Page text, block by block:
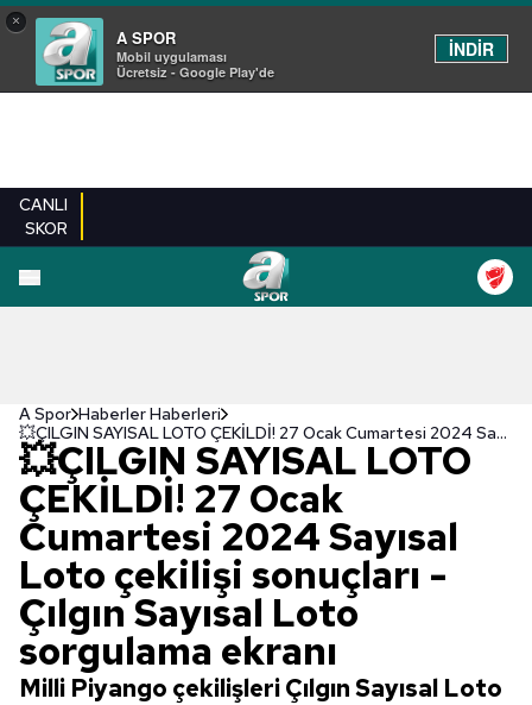
×
A SPOR
Mobil uygulaması
Ücretsiz - Google Play'de
İNDİR
CANLI
SKOR
A Spor Haberler Haberleri
💥ÇILGIN SAYISAL LOTO ÇEKİLDİ! 27 Ocak Cumartesi 2024 Sayısal Loto çekilişi sonuçları - Çılgın Sayısal Loto sorgulama ekranı
💥ÇILGIN SAYISAL LOTO
ÇEKİLDİ! 27 Ocak
Cumartesi 2024 Sayısal
Loto çekilişi sonuçları -
Çılgın Sayısal Loto
sorgulama ekranı
Milli Piyango çekilişleri Çılgın Sayısal Loto